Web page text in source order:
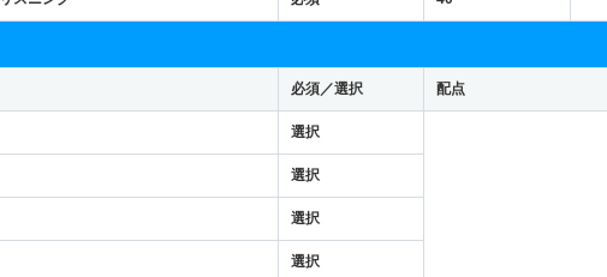
必須／選択 配点
選択
選択
選択
選択